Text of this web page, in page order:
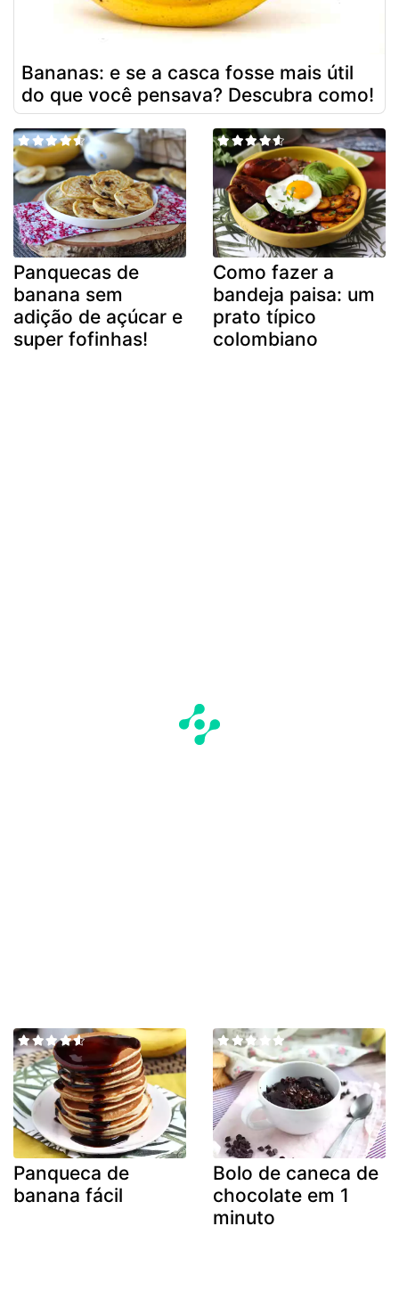
Bananas: e se a casca fosse mais útil
do que você pensava? Descubra como!
Panquecas de
banana sem
adição de açúcar e
super fofinhas!
Como fazer a
bandeja paisa: um
prato típico
colombiano
Panqueca de
banana fácil
Bolo de caneca de
chocolate em 1
minuto